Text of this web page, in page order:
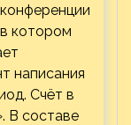
котором
написания
Счёт в
В составе